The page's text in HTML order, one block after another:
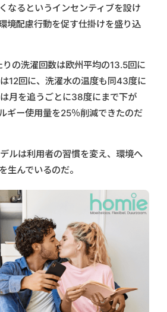
なるというインセンティブを設け
境配慮行動を促す仕掛けを盛り込
りの洗濯回数は欧州平均の13.5回に
12回に、洗濯水の温度も同43度に
月を追うごとに38度にまで下が
ギー使用量を25％削減できたのだ
ルは利用者の習慣を変え、環境へ
生んでいるのだ。